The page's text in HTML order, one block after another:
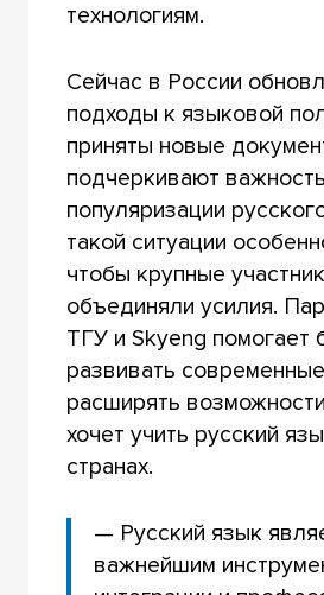
технологиям.
Сейчас в России
подходы к языковой
приняты новые
подчеркивают важность
популяризации
такой ситуации
чтобы крупные
объединяли усилия.
ТГУ и Skyeng помогает
развивать
расширять
хочет учить русский
странах.
— Русский язык
важнейшим